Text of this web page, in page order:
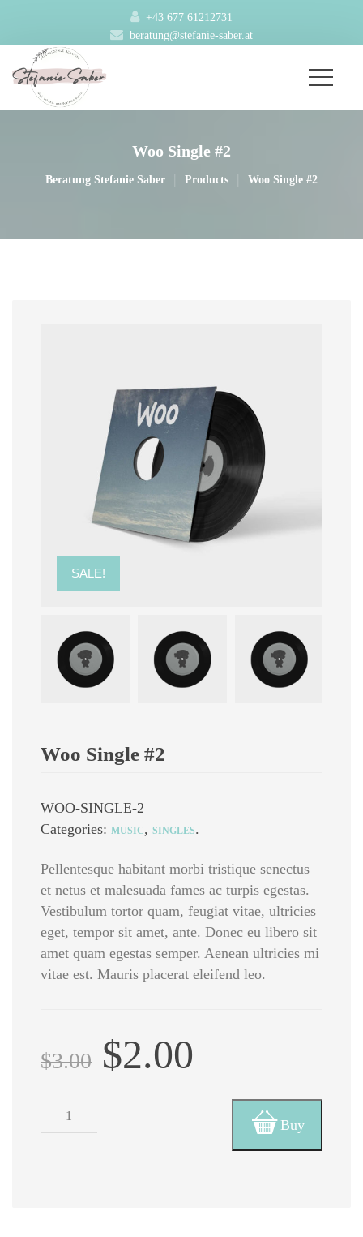
+43 677 61212731
beratung@stefanie-saber.at
Woo Single #2
Beratung Stefanie Saber Product Woo Single #2
SALE!
Woo Single #2
WOO-SINGLE-2
Categories: MUSIC, SINGLES.
Pellentesque habitant morbi tristique senectus
et netus et malesuada fames ac turpis egestas.
Vestibulum tortor quam, feugiat vitae, ultricies
eget, tempor sit amet, ante. Donec eu libero sit
amet quam egestas semper. Aenean ultricies mi
vitae est. Mauris placerat eleifend leo.
$3.00 Original
$2.00
price
Woo
Single
Buy